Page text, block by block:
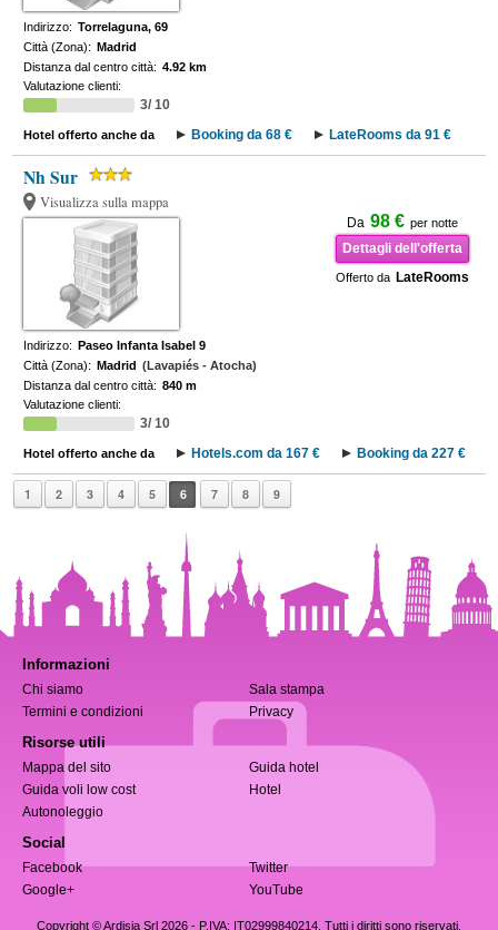
Indirizzo: Torrelaguna, 69
Città (Zona): Madrid
Distanza dal centro città: 4.92 km
Valutazione clienti:
3/ 10
Hotel offerto anche da Booking da 68 € LateRooms da 91 €
Nh Sur
Visualizza sulla mappa
Da 98 € per notte
Dettagli dell'offerta
Offerto da LateRooms
Indirizzo: Paseo Infanta Isabel 9
Città (Zona): Madrid (Lavapiés - Atocha)
Distanza dal centro città: 840 m
Valutazione clienti:
3/ 10
Hotel offerto anche da Hotels.com da 167 € Booking da 227 €
1 2 3 4 5 6 7 8 9
Informazioni
Chi siamo
Sala stampa
Termini e condizioni
Privacy
Risorse utili
Mappa del sito
Guida hotel
Guida voli low cost
Hotel
Autonoleggio
Social
Facebook
Twitter
Google+
YouTube
Copyright © Ardisia Srl 2026 - P.IVA: IT02999840214. Tutti i diritti sono riservati.